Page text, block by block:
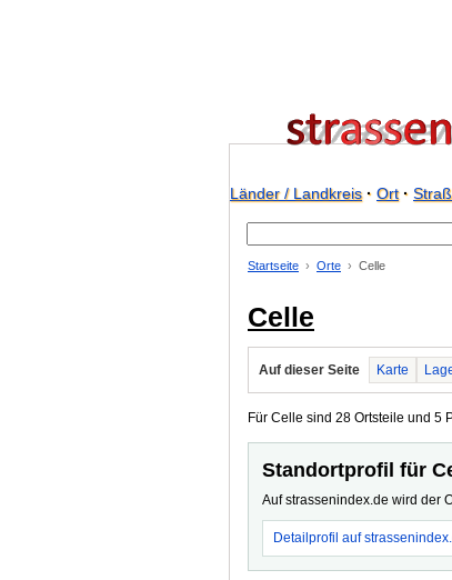
Länder / Landkreis· Ort·
Startseite Orte Celle
Celle
Auf dieser Seite Karte
Für Celle sind 28 Ortsteile und 5
Standortprofil für
Auf strassenindex.de wird der
Detailprofil auf